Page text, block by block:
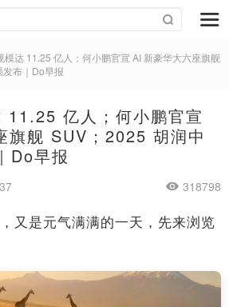
模达 11.25 亿人；何小鹏官宣 AI 新豪华大六座旗舰
布｜Do早报
11.25 亿人；何小鹏官宣
旗舰 SUV；2025 胡润中
Do早报
318798
又是元气满满的一天，先来浏览